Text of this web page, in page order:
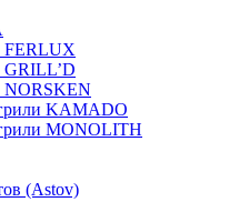
FERLUX
GRILL’D
NORSKEN
KAMADO
MONOLITH
(Astov)